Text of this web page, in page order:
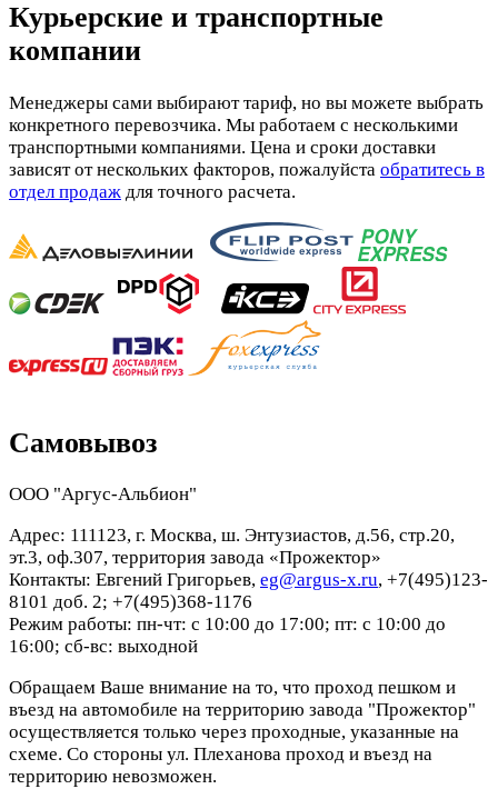
Курьерские и транспортные
компании
Менеджеры сами выбирают тариф, но вы можете выбрать
конкретного перевозчика. Мы работаем с несколькими
транспортными компаниями. Цена и сроки доставки
зависят от нескольких факторов, пожалуйста обратитесь в
отдел продаж для точного расчета.
Самовывоз
ООО "Аргус-Альбион"
Адрес: 111123, г. Москва, ш. Энтузиастов, д.56, стр.20,
эт.3, оф.307, территория завода «Прожектор»
Контакты: Евгений Григорьев, eg@argus-x.ru, +7(495)123-
8101 доб. 2; +7(495)368-1176
Режим работы: пн-чт: с 10:00 до 17:00; пт: с 10:00 до
16:00; сб-вс: выходной
Обращаем Ваше внимание на то, что проход пешком и
въезд на автомобиле на территорию завода "Прожектор"
осуществляется только через проходные, указанные на
схеме. Со стороны ул. Плеханова проход и въезд на
территорию невозможен.